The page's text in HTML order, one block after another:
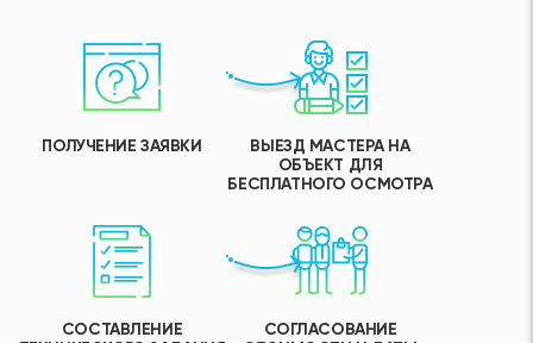
ПОЛУЧЕНИЕ ЗАЯВКИ
ВЫЕЗД МАСТЕРА НА
ОБЪЕКТ ДЛЯ
БЕСПЛАТНОГО ОСМОТРА
СОСТАВЛЕНИЕ
СОГЛАСОВАНИЕ